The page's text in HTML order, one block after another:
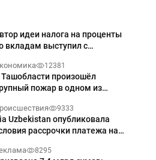
идеи налога на проценты
вкладам выступил с
12381
Ташобласти произошёл
пожар в одном из
9333
Uzbekistan опубликовала
рассрочки платежа на
8295